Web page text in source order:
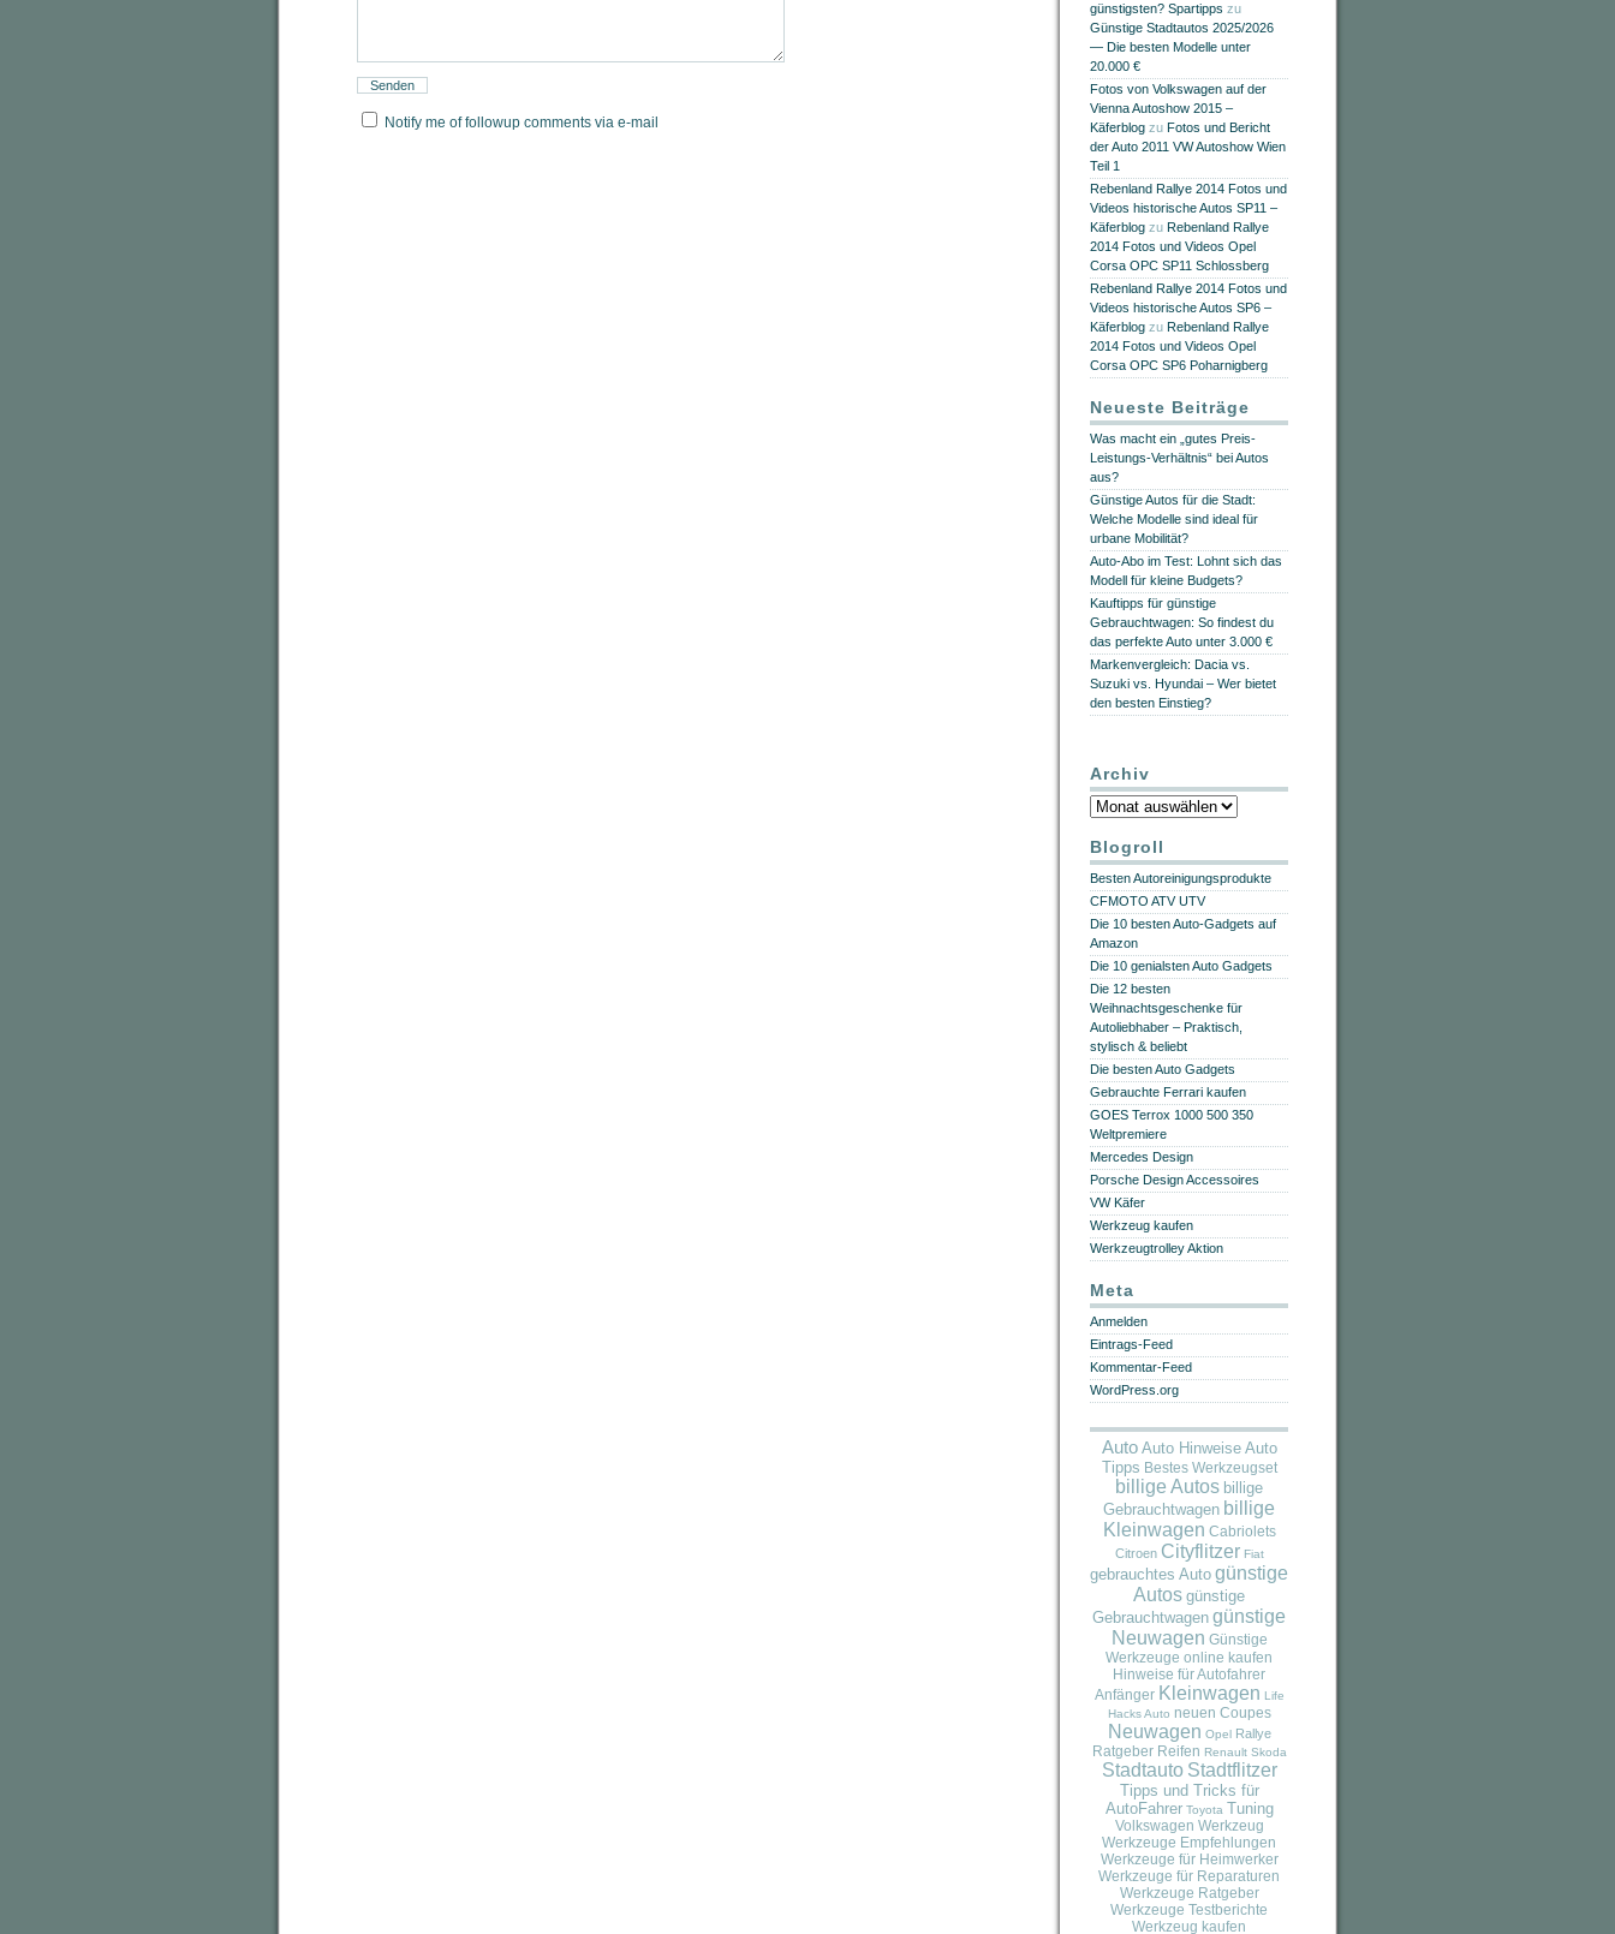
Notify me of followup comments via e-mail
günstigsten? Spartipps zu
Günstige Stadtautos 2025/2026
— Die besten Modelle unter
20.000 €
Fotos von Volkswagen auf der
Vienna Autoshow 2015 –
Käferblog zu Fotos und Bericht
der Auto 2011 VW Autoshow Wien
Teil 1
Rebenland Rallye 2014 Fotos und
Videos historische Autos SP11 –
Käferblog zu Rebenland Rallye
2014 Fotos und Videos Opel
Corsa OPC SP11 Schlossberg
Rebenland Rallye 2014 Fotos und
Videos historische Autos SP6 –
Käferblog zu Rebenland Rallye
2014 Fotos und Videos Opel
Corsa OPC SP6 Poharnigberg
Neueste Beiträge
Was macht ein „gutes Preis-
Leistungs-Verhältnis“ bei Autos
aus?
Günstige Autos für die Stadt:
Welche Modelle sind ideal für
urbane Mobilität?
Auto-Abo im Test: Lohnt sich das
Modell für kleine Budgets?
Kauftipps für günstige
Gebrauchtwagen: So findest du
das perfekte Auto unter 3.000 €
Markenvergleich: Dacia vs.
Suzuki vs. Hyundai – Wer bietet
den besten Einstieg?
Archiv
Archiv
Blogroll
Besten Autoreinigungsprodukte
CFMOTO ATV UTV
Die 10 besten Auto-Gadgets auf
Amazon
Die 10 genialsten Auto Gadgets
Die 12 besten
Weihnachtsgeschenke für
Autoliebhaber – Praktisch,
stylisch & beliebt
Die besten Auto Gadgets
Gebrauchte Ferrari kaufen
GOES Terrox 1000 500 350
Weltpremiere
Mercedes Design
Porsche Design Accessoires
VW Käfer
Werkzeug kaufen
Werkzeugtrolley Aktion
Meta
Anmelden
Eintrags-Feed
Kommentar-Feed
WordPress.org
Auto Auto Hinweise Auto
Tipps Bestes Werkzeugset
billige Autos billige
Gebrauchtwagen billige
Kleinwagen Cabriolets
Citroen Cityflitzer Fiat
gebrauchtes Auto günstige
Autos günstige
Gebrauchtwagen günstige
Neuwagen Günstige
Werkzeuge online kaufen
Hinweise für Autofahrer
Anfänger Kleinwagen Life
Hacks Auto neuen Coupes
Neuwagen Opel Rallye
Ratgeber Reifen Renault Skoda
Stadtauto Stadtflitzer
Tipps und Tricks für
AutoFahrer Toyota Tuning
Volkswagen Werkzeug
Werkzeuge Empfehlungen
Werkzeuge für Heimwerker
Werkzeuge für Reparaturen
Werkzeuge Ratgeber
Werkzeuge Testberichte
Werkzeug kaufen